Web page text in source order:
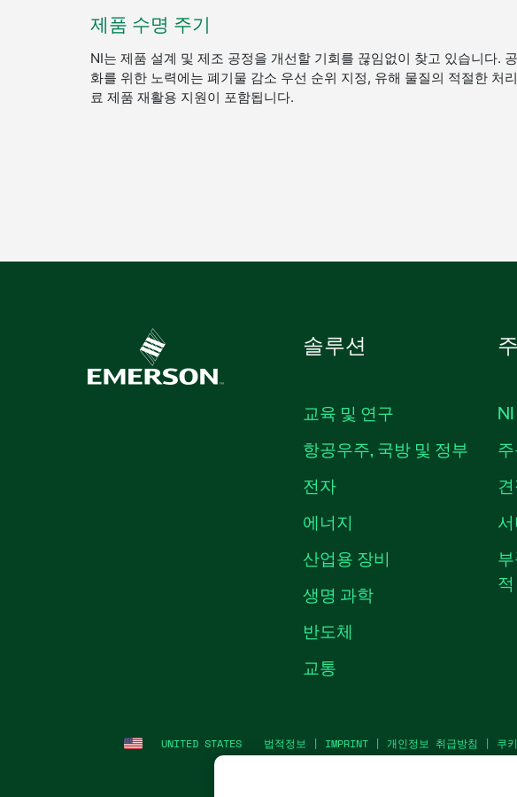
제품 수명 주기
NI는 제품 설계 및 제조 공정을 개선할 기회를 끊임없이 찾고 있습니다.
화를 위한 노력에는 폐기물 감소 우선 순위 지정, 유해 물질의 적절한 처
료 제품 재활용 지원이 포함됩니다.
솔루션
교육 및 연구
항공우주, 국방 및 정부
전자
에너지
산업용 장비
생명 과학
반도체
교통
UNITED STATES 법적정보 | IMPRINT | 개인정보 취급방침 | 쿠